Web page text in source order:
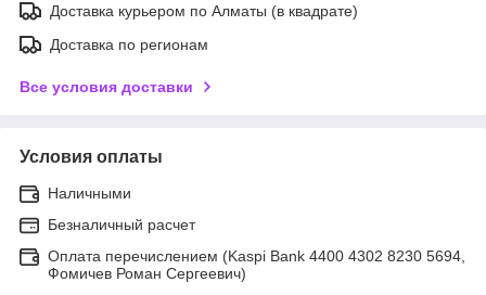
Доставка курьером по Алматы (в квадрате)
Доставка по регионам
Все условия доставки
Условия оплаты
Наличными
Безналичный расчет
Оплата перечислением (Kaspi Bank 4400 4302 8230 5694,
Фомичев Роман Сергеевич)